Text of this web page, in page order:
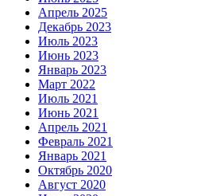
Апрель 2025
Декабрь 2023
Июль 2023
Июнь 2023
Январь 2023
Март 2022
Июль 2021
Июнь 2021
Апрель 2021
Февраль 2021
Январь 2021
Октябрь 2020
Август 2020